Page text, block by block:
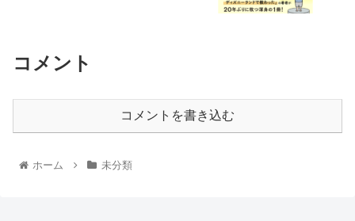
コメント
コメントを書き込む
ホーム 未分類